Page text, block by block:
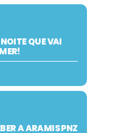
QUE VAI
A ARAMIS PNZ